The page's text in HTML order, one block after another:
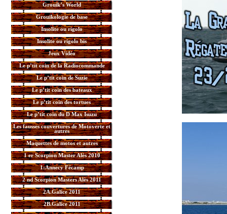
Grouik’s World
Grouikologie de base
Insolite ou rigolo
Insolite ou rigolo bis
Jeux Vidéo
Le p’tit coin de la Radiocommande
Le p’tit coin de Suzie
Le p’tit coin des bateaux
Le p’tit coin des tortues
Le p’tit coin du D Max Isuzu
Les fausses couvertures de Motoverte et
autres
Maquettes de motos et autres
1 er Scorpion Master Alès 2010
1:Annecy Fécamp
2 nd Scorpion Masters Alès 2011
2A.Galice 2011
2B.Galice 2011